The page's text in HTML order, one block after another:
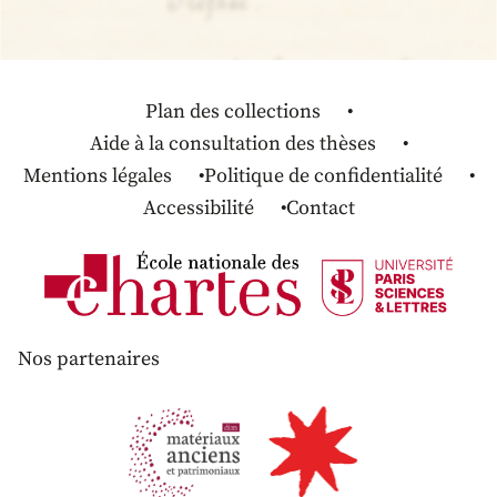
Plan des collections
Aide à la consultation des thèses
Mentions légales
Politique de confidentialité
Accessibilité
Contact
Nos partenaires